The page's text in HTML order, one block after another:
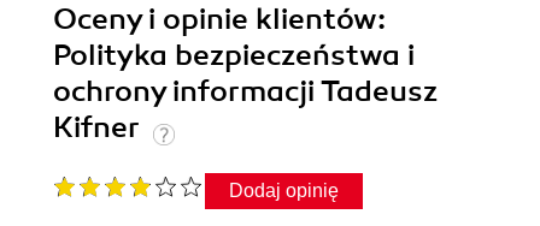
Oceny i opinie klientów:
Polityka bezpieczeństwa i
ochrony informacji Tadeusz
Kifner
Dodaj opinię